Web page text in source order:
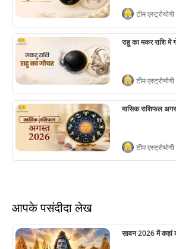
टीम एस्ट्रोयोगी
राहु का मकर राशि
टीम एस्ट्रोयोगी
मासिक राशिफल
टीम एस्ट्रोयोगी
आपके पसंदीदा लेख
सावन 2026 में कहां